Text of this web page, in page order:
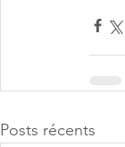
Posts récents